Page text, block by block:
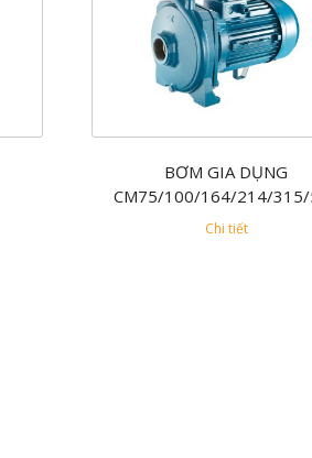
BƠM GIA DỤNG
CM75/100/164/214/
Chi tiết